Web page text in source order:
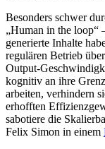
Besonders schwer
„Human in the loop“
generierte Inhalte
regulären Betrieb
Output-
kognitiv an ihre
arbeiten, verhindern
erhofften
sabotiere die
Felix Simon in einem